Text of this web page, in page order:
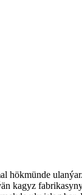
hökmünde
kagyz